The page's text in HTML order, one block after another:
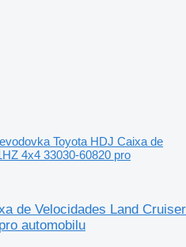
Toyota HDJ Caixa de
4x4 33030-60820 pro
de Velocidades Land Cruiser
automobilu